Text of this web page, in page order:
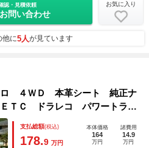
認・見積依頼
問い合わせ
お気に入り
他に5人が見ています
ロ ４ＷＤ 本革シート 純正ナ
ＴＣ ドラレコ パワートラン
コン シートヒーター プッシ
２０インチアルミホイール
支払総額(税込)
178.9 万円
本体価格
164
万円
諸費用
14.9
万円